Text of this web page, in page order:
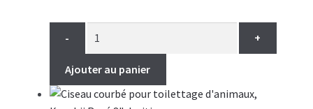
- +
Ajouter au panier